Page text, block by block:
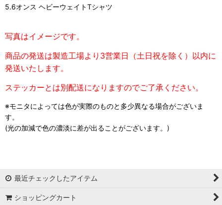
5.6オンス ヘビーウェイトTシャツ
写真はイメージです。
商品の発送は製造工場より3営業日（土日祝を除く）以内に
発送いたします。
ステッカーとは別配送になりますのでご了承ください。
※モニタによっては色が実際のものと多少異なる場合がございま
す。
(光の加減で色の濃淡に差が出ることがございます。)
最近チェックしたアイテム
ショッピングカート